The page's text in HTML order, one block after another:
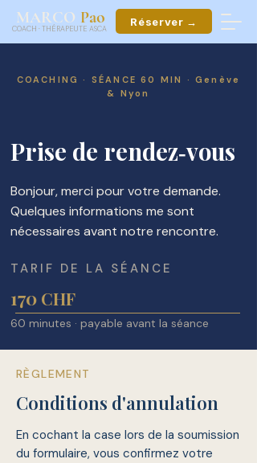
MARCO Pao
COACH ·THÉRAPEUTE ASCA
Réserver →
COACHING · SÉANCE 60 MIN · Genève
& Nyon
Prise de rendez‑vous
Bonjour, merci pour votre demande.
Quelques informations me sont
nécessaires avant notre rencontre.
TARIF DE LA SÉANCE
170 CHF
60 minutes · payable avant la séance
RÈGLEMENT
Conditions d'annulation
En cochant la case lors de la soumission
du formulaire, vous confirmez votre